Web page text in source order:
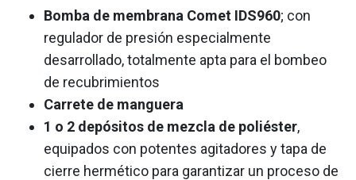
Bomba de membrana Comet IDS960; con
regulador de presión especialmente
desarrollado, totalmente apta para el bombeo
de recubrimientos
Carrete de manguera
1 o 2 depósitos de mezcla de poliéster,
equipados con potentes agitadores y tapa de
cierre hermético para garantizar un proceso de